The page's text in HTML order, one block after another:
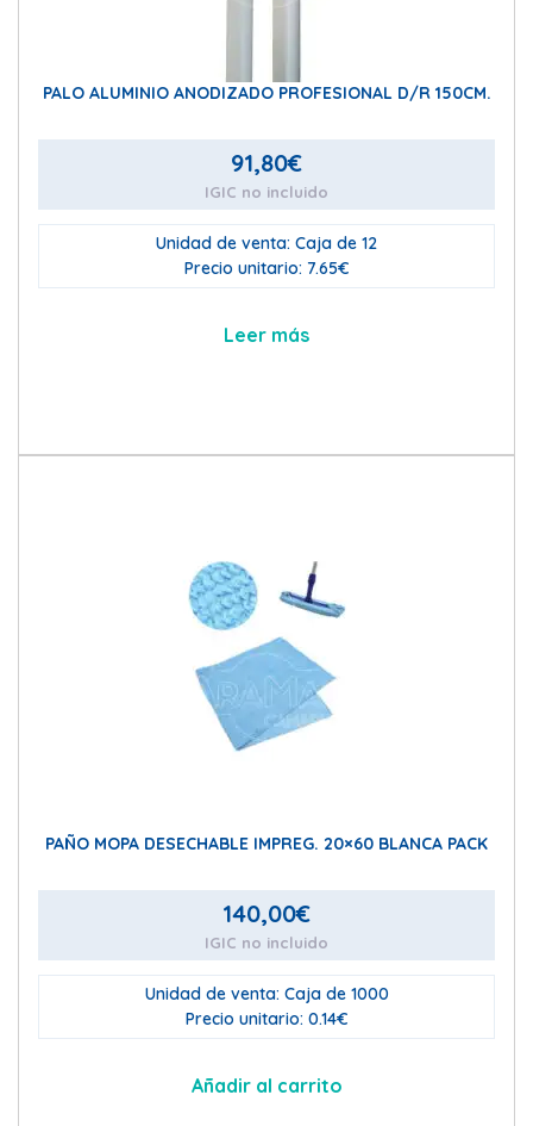
PALO ALUMINIO ANODIZADO PROFESIONAL D/R 150CM.
91,80€
IGIC no incluido
Unidad de venta: Caja de 12
Precio unitario: 7.65€
Leer más
PAÑO MOPA DESECHABLE IMPREG. 20×60 BLANCA PACK
140,00€
IGIC no incluido
Unidad de venta: Caja de 1000
Precio unitario: 0.14€
Añadir al carrito